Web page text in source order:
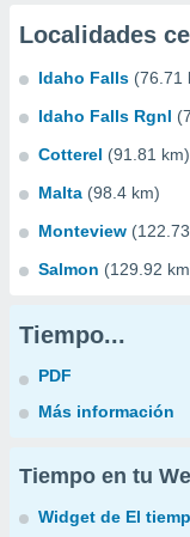
Localidades
Idaho Falls (76.71
Idaho Falls Rgnl
Cotterel (91.81 km)
Malta (98.4 km)
Monteview
Salmon (129.92
Tiempo...
PDF
Más información
Tiempo en tu
Widget de El